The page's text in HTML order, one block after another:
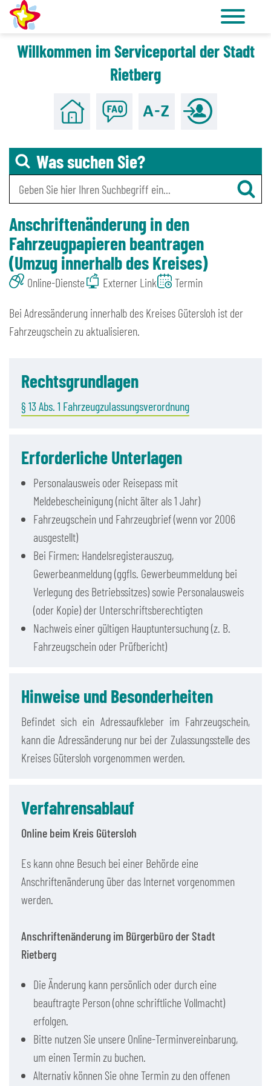
Zu den Tools für Barrierefreiheit
Zum Hauptinhalt
Willkommen im Serviceportal der Stadt
Rietberg
Was suchen Sie?
Anschriftenänderung in den
Fahrzeugpapieren beantragen
(Umzug innerhalb des Kreises)
Online-Dienste Externer Link Termin
Bei Adressänderung innerhalb des Kreises Gütersloh ist der
Fahrzeugschein zu aktualisieren.
Rechtsgrundlagen
§ 13 Abs. 1 Fahrzeugzulassungsverordnung
Erforderliche Unterlagen
Personalausweis oder Reisepass mit
Meldebescheinigung (nicht älter als 1 Jahr)
Fahrzeugschein und Fahrzeugbrief (wenn vor 2006
ausgestellt)
Bei Firmen: Handelsregisterauszug,
Gewerbeanmeldung (ggfls. Gewerbeummeldung bei
Verlegung des Betriebssitzes) sowie Personalausweis
(oder Kopie) der Unterschriftsberechtigten
Nachweis einer gültigen Hauptuntersuchung (z. B.
Fahrzeugschein oder Prüfbericht)
Hinweise und Besonderheiten
Befindet sich ein Adressaufkleber im Fahrzeugschein,
kann die Adressänderung nur bei der Zulassungsstelle des
Kreises Gütersloh vorgenommen werden.
Verfahrensablauf
Online beim Kreis Gütersloh
Es kann ohne Besuch bei einer Behörde eine
Anschriftenänderung über das Internet vorgenommen
werden.
Anschriftenänderung im Bürgerbüro der Stadt
Rietberg
Die Änderung kann persönlich oder durch eine
beauftragte Person (ohne schriftliche Vollmacht)
erfolgen.
Bitte nutzen Sie unsere Online-Terminvereinbarung,
um einen Termin zu buchen.
Alternativ können Sie ohne Termin zu den offenen